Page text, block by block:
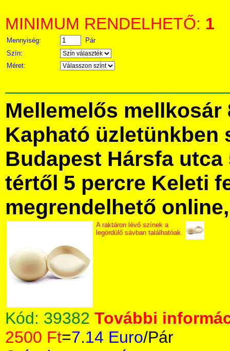
MINIMUM RENDELHETŐ: 1
Mennyiség:
Pár
Szín:
Méret:
Mellemelős mellkosár
Kapható üzletünkben
Budapest Hársfa utca
tértől 5 percre Keleti
megrendelhető
A raktáron lévő színek a
legördülő sávban találhatóak.
Kód: 39382 További
2500 Ft=7.14 Euro/Pár